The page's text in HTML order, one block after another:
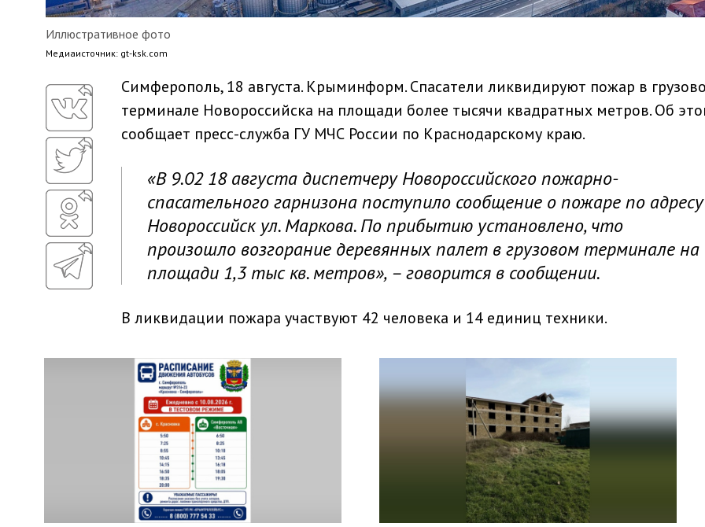
Иллюстративное фото
Медиaисточник: gt-ksk.com
Симферополь, 18 августа. Крыминформ. Спасатели ликвидируют пожар в
терминале Новороссийска на площади более тысячи квадратных метров. Об
сообщает пресс-служба ГУ МЧС России по Краснодарскому краю.
«В 9.02 18 августа диспетчеру Новороссийского пожарно-
спасательного гарнизона поступило сообщение о пожаре по
Новороссийск ул. Маркова. По прибытию установлено, что
произошло возгорание деревянных палет в грузовом терминале на
площади 1,3 тыс кв. метров», – говорится в сообщении.
В ликвидации пожара участвуют 42 человека и 14 единиц техники.